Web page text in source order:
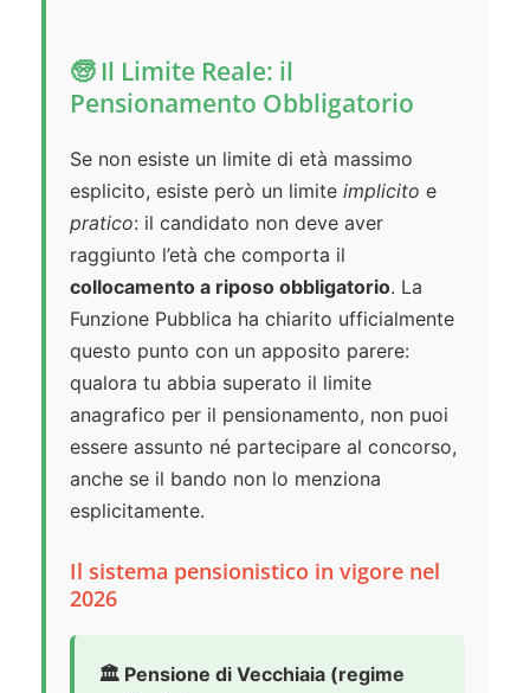
🧓 Il Limite Reale: il
Pensionamento Obbligatorio
Se non esiste un limite di età massimo
esplicito, esiste però un limite implicito e
pratico: il candidato non deve aver
raggiunto l’età che comporta il
collocamento a riposo obbligatorio. La
Funzione Pubblica ha chiarito ufficialmente
questo punto con un apposito parere:
qualora tu abbia superato il limite
anagrafico per il pensionamento, non puoi
essere assunto né partecipare al concorso,
anche se il bando non lo menziona
esplicitamente.
Il sistema pensionistico in vigore nel
2026
🏛️ Pensione di Vecchiaia (regime